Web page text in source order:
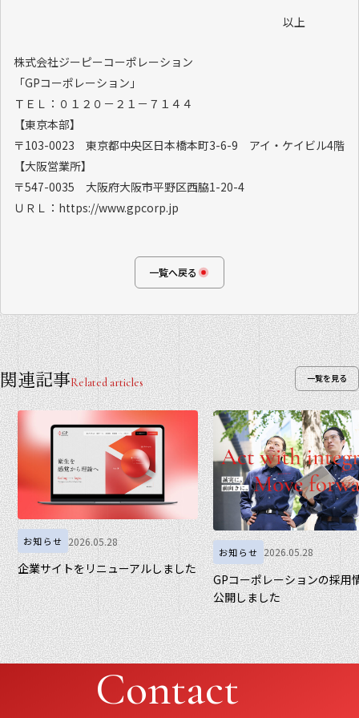
以上
株式会社ジーピーコーポレーション
「GPコーポレーション」
ＴＥＬ：０１２０－２１－７１４４
【東京本部】
〒103-0023 東京都中央区日本橋本町3-6-9 アイ・ケイビル4階
【大阪営業所】
〒547-0035 大阪府大阪市平野区西脇1-20-4
ＵＲＬ：https://www.gpcorp.jp
一覧へ戻る
関連記事Related articles 一覧を見る
お知らせ 2026.05.28
企業サイトをリニューアルしました
お知らせ 2026.05.28
GPコーポレーションの採用
公開しました
Contact